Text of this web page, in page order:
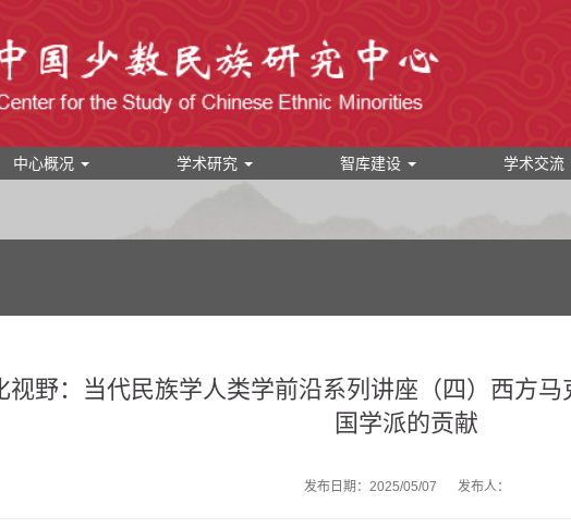
中心概况 学术研究 智库建设 学术交流
视野：当代民族学人类学前沿系列讲座（四）西方
国学派的贡献
发布日期：2025/05/07 发布人：